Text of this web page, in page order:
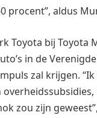
procent”, aldus
Toyota bij Toyota
in de
zal krijgen.
zou zijn